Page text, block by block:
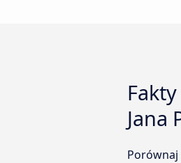
Jana
Porównaj